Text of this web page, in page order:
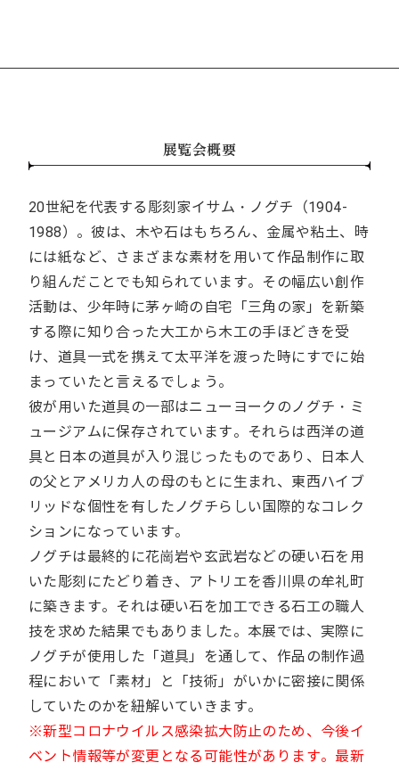
展覧会概要
20世紀を代表する彫刻家イサム・ノグチ（1904-
1988）。彼は、木や石はもちろん、金属や粘土、時
には紙など、さまざまな素材を用いて作品制作に取
り組んだことでも知られています。その幅広い創作
活動は、少年時に茅ヶ崎の自宅「三角の家」を新築
する際に知り合った大工から木工の手ほどきを受
け、道具一式を携えて太平洋を渡った時にすでに始
まっていたと言えるでしょう。
彼が用いた道具の一部はニューヨークのノグチ・ミ
ュージアムに保存されています。それらは西洋の道
具と日本の道具が入り混じったものであり、日本人
の父とアメリカ人の母のもとに生まれ、東西ハイブ
リッドな個性を有したノグチらしい国際的なコレク
ションになっています。
ノグチは最終的に花崗岩や玄武岩などの硬い石を用
いた彫刻にたどり着き、アトリエを香川県の牟礼町
に築きます。それは硬い石を加工できる石工の職人
技を求めた結果でもありました。本展では、実際に
ノグチが使用した「道具」を通して、作品の制作過
程において「素材」と「技術」がいかに密接に関係
していたのかを紐解いていきます。
※新型コロナウイルス感染拡大防止のため、今後イ
ベント情報等が変更となる可能性があります。最新